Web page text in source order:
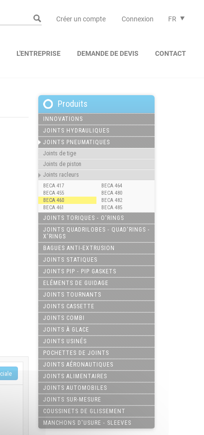
FR
Créer un compte Connexion
L'ENTREPRISE DEMANDE DE DEVIS CONTACT
Produits
INNOVATIONS
JOINTS HYDRAULIQUES
JOINTS PNEUMATIQUES
Joints de tige
Joints de piston
Joints racleurs
BECA 417
BECA 455
BECA 460
BECA 461
BECA 464
BECA 480
BECA 482
BECA 485
JOINTS TORIQUES - O'RINGS
JOINTS QUADRILOBES - QUAD'RINGS -
X'RINGS
BAGUES ANTI-EXTRUSION
JOINTS STATIQUES
JOINTS PIP - PIP GASKETS
ELÉMENTS DE GUIDAGE
JOINTS TOURNANTS
JOINTS CASSETTE
JOINTS COMBI
JOINTS À GLACE
JOINTS USINÉS
POCHETTES DE JOINTS
JOINTS AÉRONAUTIQUES
JOINTS ALIMENTAIRES
JOINTS AUTOMOBILES
JOINTS SUR-MESURE
COUSSINETS DE GLISSEMENT
MANCHONS D'USURE - SLEEVES